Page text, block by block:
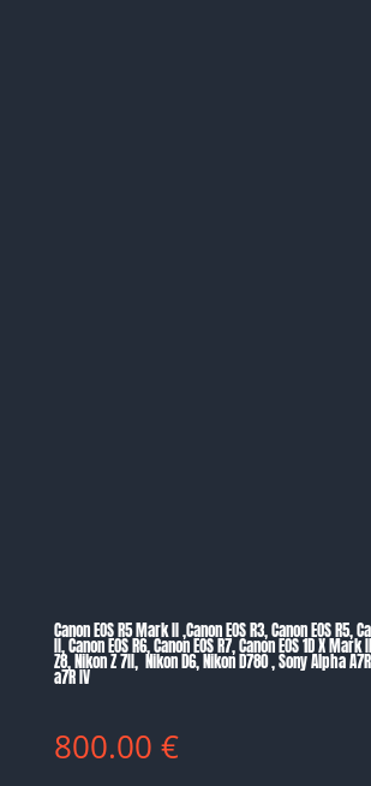
Canon EOS R5 Mark II ,Canon EOS R3, Canon EOS R5,
II, Canon EOS R6, Canon EOS R7, Canon EOS 1D X
Z8, Nikon Z 7II, Nikon D6, Nikon D780 , Sony Alpha
a7R IV
800.00 €